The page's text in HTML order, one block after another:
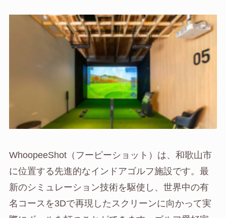
WhoopeeShot（フーピーショット）は、和歌山市
に位置する先進的なインドアゴルフ施設です。最
新のシミュレーション技術を駆使し、世界中の有
名コースを3Dで再現したスクリーンに向かって実